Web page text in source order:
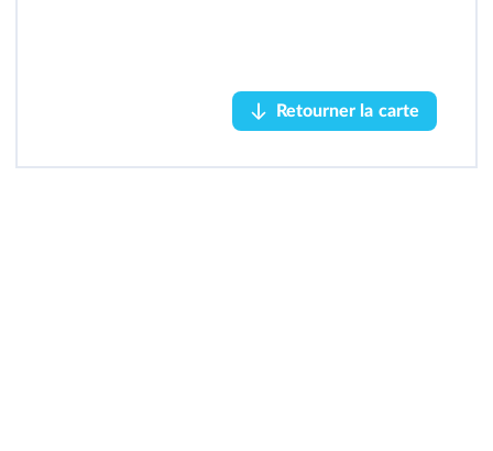
Retourner la carte
Retourner la carte